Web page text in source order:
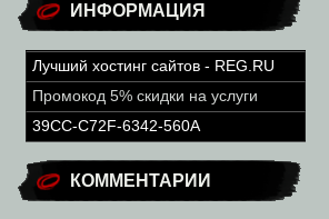
ИНФОРМАЦИЯ
Лучший хостинг сайтов - REG.RU
Промокод 5% скидки на услуги
39CC-C72F-6342-560A
КОММЕНТАРИИ